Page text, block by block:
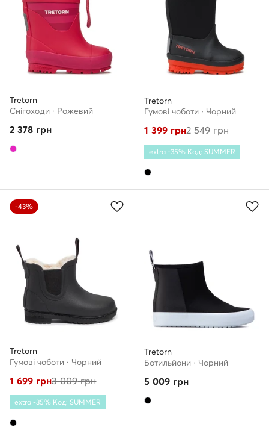
Tretorn
Снігоходи · Рожевий
2 378 грн
Tretorn
Гумові чоботи · Чорний
1 399 грн2 549грн
extra -35% Код: SUMMER
-43%
Tretorn
Гумові чоботи · Чорний
1 699 грн3 009грн
extra -35% Код: SUMMER
Tretorn
Ботильйони · Чорний
5 009 грн